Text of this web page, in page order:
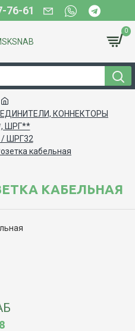
76-61
0
КОННЕКТОРЫ
ШРГ**
ШРГ32
кабельная
КАБЕЛЬНАЯ